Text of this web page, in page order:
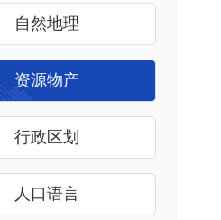
自然地理
资源物产
行政区划
人口语言